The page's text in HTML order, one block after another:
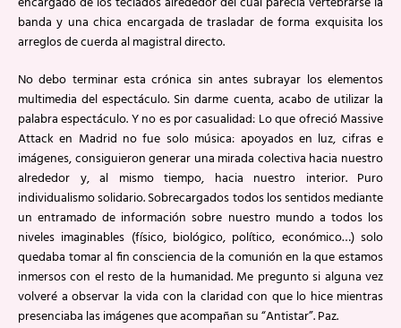
banda y una chica encargada de trasladar de forma exquisita los
arreglos de cuerda al magistral directo.
No debo terminar esta crónica sin antes subrayar los elementos
multimedia del espectáculo. Sin darme cuenta, acabo de utilizar la
palabra espectáculo. Y no es por casualidad: Lo que ofreció Massive
Attack en Madrid no fue solo música: apoyados en luz, cifras e
imágenes, consiguieron generar una mirada colectiva hacia nuestro
alrededor y, al mismo tiempo, hacia nuestro interior. Puro
individualismo solidario. Sobrecargados todos los sentidos mediante
un entramado de información sobre nuestro mundo a todos los
niveles imaginables (físico, biológico, político, económico…) solo
quedaba tomar al fin consciencia de la comunión en la que estamos
inmersos con el resto de la humanidad. Me pregunto si alguna vez
volveré a observar la vida con la claridad con que lo hice mientras
presenciaba las imágenes que acompañan su “Antistar”. Paz.